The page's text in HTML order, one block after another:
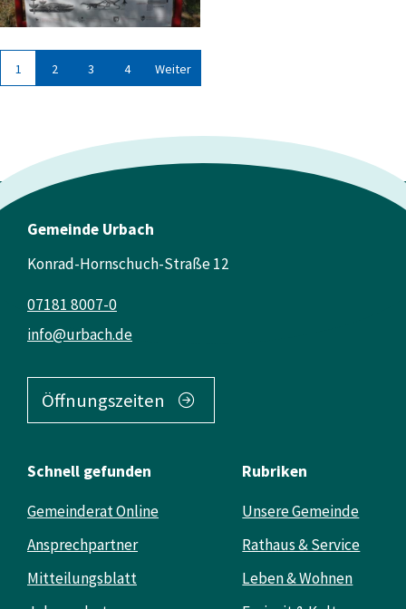
1 2 3 4 Weiter
Gemeinde Urbach
Konrad-Hornschuch-Straße 12
info@urbach.de
07181 8007-0
Öffnungszeiten
Schnell gefunden
Gemeinderat Online
Ansprechpartner
Mitteilungsblatt
Rubriken
Unsere Gemeinde
Rathaus & Service
Leben & Wohnen